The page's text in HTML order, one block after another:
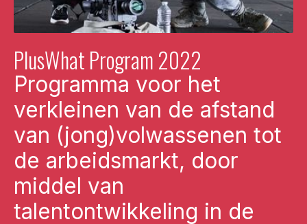
PlusWhat Program 2022
Programma voor het
verkleinen van de afstand
van (jong)volwassenen tot
de arbeidsmarkt, door
middel van
talentontwikkeling in de